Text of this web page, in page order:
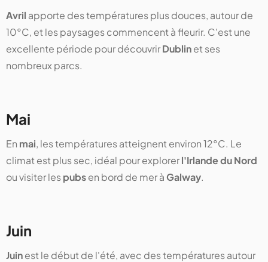
Avril apporte des températures plus douces, autour de
10°C, et les paysages commencent à fleurir. C'est une
excellente période pour découvrirDublinet ses
nombreux parcs.
Mai
En mai, les températures atteignent environ 12°C. Le
climat est plus sec, idéal pour explorerl'Irlande du Nord
ou visiter lespubsen bord de mer à Galway.
Juin
Juinest le début de l'été, avec des températures autour